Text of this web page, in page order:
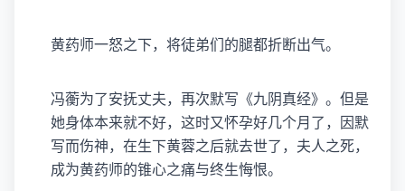
黄药师一怒之下，将徒弟们的腿都折断出气。
冯蘅为了安抚丈夫，再次默写《九阴真经》。但是
她身体本来就不好，这时又怀孕好几个月了，因默
写而伤神，在生下黄蓉之后就去世了，夫人之死，
成为黄药师的锥心之痛与终生悔恨。